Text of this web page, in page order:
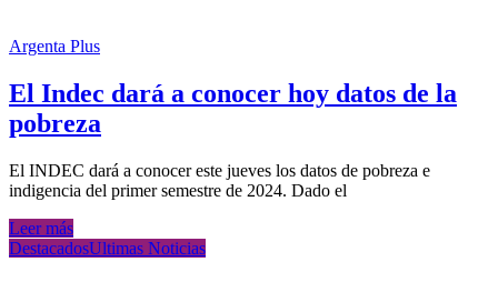
Argenta Plus
El Indec dará a conocer hoy datos de la
pobreza
El INDEC dará a conocer este jueves los datos de pobreza e
indigencia del primer semestre de 2024. Dado el
Leer más
DestacadosUltimas Noticias